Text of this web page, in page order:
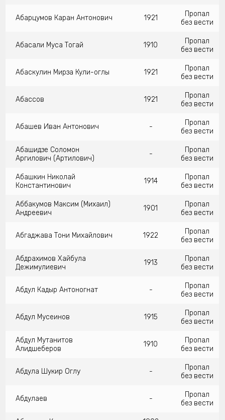
Абарцумов Каран Антонович 1921
Пропал
без вести
Абасали Муса Тогай 1910
Пропал
без вести
Абаскулин Мирза Кули-оглы 1921
Пропал
без вести
Абассов 1921
Пропал
без вести
Абашев Иван Антонович -
Пропал
без вести
Абашидзе Соломон
Аргилович (Артилович)
-
Пропал
без вести
Абашкин Николай
Константинович
1914
Пропал
без вести
Аббакумов Максим (Михаил)
Андреевич
1901
Пропал
без вести
Абгаджава Тони Михайлович 1922
Пропал
без вести
Абдрахимов Хайбула
Дежимулиевич
1913
Пропал
без вести
Абдул Кадыр Антоногнат -
Пропал
без вести
Абдул Мусеинов 1915
Пропал
без вести
Абдул Мутанитов
Алидшеберов
1910
Пропал
без вести
Абдула Шукир Оглу -
Пропал
без вести
Абдулаев -
Пропал
без вести